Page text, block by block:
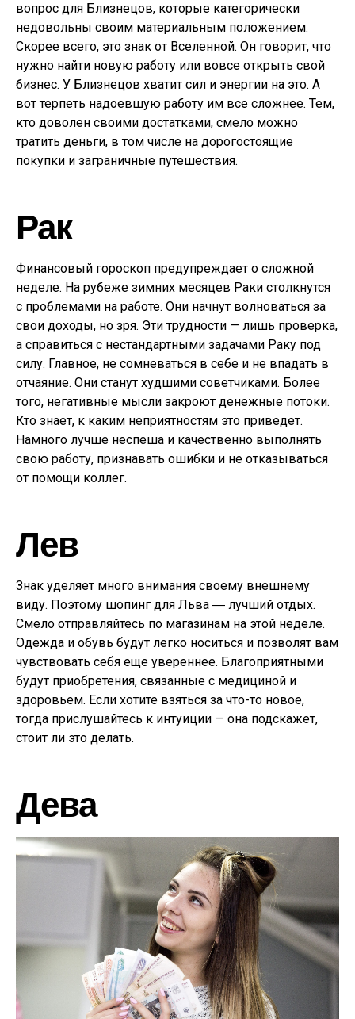
вопрос для Близнецов, которые категорически
недовольны своим материальным положением.
Скорее всего, это знак от Вселенной. Он говорит, что
нужно найти новую работу или вовсе открыть свой
бизнес. У Близнецов хватит сил и энергии на это. А
вот терпеть надоевшую работу им все сложнее. Тем,
кто доволен своими достатками, смело можно
тратить деньги, в том числе на дорогостоящие
покупки и заграничные путешествия.
Рак
Финансовый гороскоп предупреждает о сложной
неделе. На рубеже зимних месяцев Раки столкнутся
с проблемами на работе. Они начнут волноваться за
свои доходы, но зря. Эти трудности — лишь проверка,
а справиться с нестандартными задачами Раку под
силу. Главное, не сомневаться в себе и не впадать в
отчаяние. Они станут худшими советчиками. Более
того, негативные мысли закроют денежные потоки.
Кто знает, к каким неприятностям это приведет.
Намного лучше неспеша и качественно выполнять
свою работу, признавать ошибки и не отказываться
от помощи коллег.
Лев
Знак уделяет много внимания своему внешнему
виду. Поэтому шопинг для Льва ― лучший отдых.
Смело отправляйтесь по магазинам на этой неделе.
Одежда и обувь будут легко носиться и позволят вам
чувствовать себя еще увереннее. Благоприятными
будут приобретения, связанные с медициной и
здоровьем. Если хотите взяться за что-то новое,
тогда прислушайтесь к интуиции — она подскажет,
стоит ли это делать.
Дева